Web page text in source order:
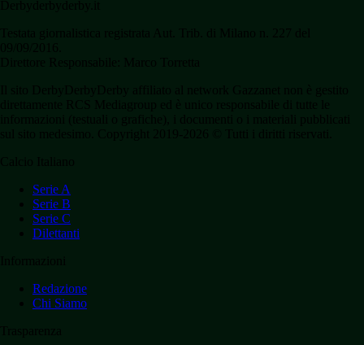
Serie A
Serie B
Serie C
Dilettanti
Redazione
Chi Siamo